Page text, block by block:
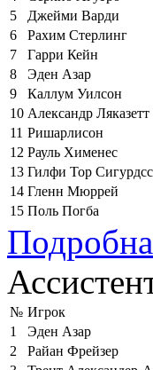
5
Джейми Варди
6
Рахим Стерлинг
7
Гарри Кейн
8
Эден Азар
9
Каллум Уилсон
10 Александр Ляказетт
11 Ришарлисон
12 Рауль Хименес
13 Гилфи Тор
14 Гленн Мюррей
15 Поль Погба
№ Игрок
1
Эден Азар
2
Райан Фрейзер